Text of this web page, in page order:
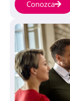
Conozca